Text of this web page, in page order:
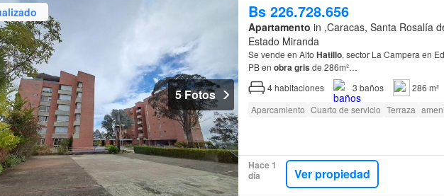
5 Fotos
Bs 226.728.656
Apartamento in ,Caracas, Santa Rosalía
Estado Miranda
Se vende en Alto Hatillo, sector La Campera en
PB en obragris de 286m²…
4habitaciones 3 baños
286 m²
Aparcamiento Cuarto de servicio Terraza
Hace 1
día
Ver propiedad